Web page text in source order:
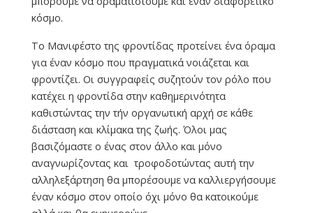
κόσμο.
Το Μανιφέστο της φροντίδας προτείνει ένα όραμα
για έναν κόσμο που πραγματικά νοιάζεται και
φροντίζει. Οι συγγραφείς συζητούν τον ρόλο που
κατέχει η φροντίδα στην καθημερινότητα
καθιστώντας την τήν οργανωτική αρχή σε κάθε
διάσταση και κλίμακα της ζωής. Όλοι μας
βασιζόμαστε ο ένας στον άλλο και μόνο
αναγνωρίζοντας και τροφοδοτώντας αυτή την
αλληλεξάρτηση θα μπορέσουμε να καλλιεργήσουμε
έναν κόσμο στον οποίο όχι μόνο θα κατοικούμε